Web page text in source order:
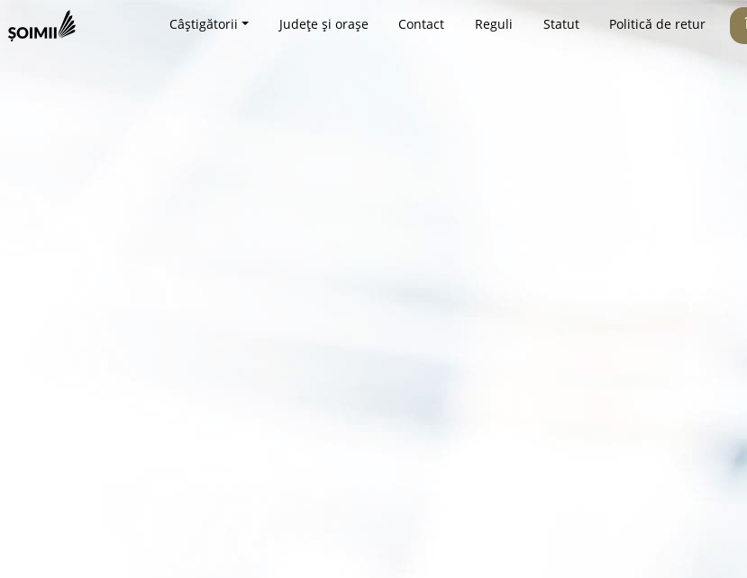
Câștigătorii Județe și orașe Contact Reguli Statut Politică de retur